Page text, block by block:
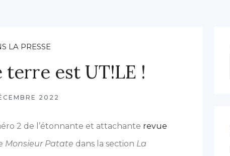
LA PRESSE
terre est UT!LE !
2022
2 de l’étonnante et attachante revue
Monsieur Patate dans la section La